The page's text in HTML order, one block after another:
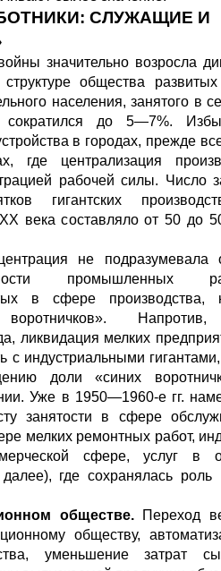
СЛУЖАЩИЕ И
значительно возросла
общества развитых
населения, занятого в
сократился до 5—7%.
в городах, прежде
где централизация
рабочей силы. Число
гигантских
века составляло от 50 до
не подразумевала
промышленных
в сфере производства,
ликвидация мелких
с индустриальными
доли «синих
Уже в 1950—1960-е гг.
занятости в сфере
мелких ремонтных работ,
сфере, услуг в
где сохранялась роль
обществе. Переход
обществу,
уменьшение затрат